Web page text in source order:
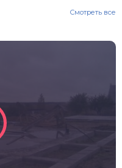
Смотреть все